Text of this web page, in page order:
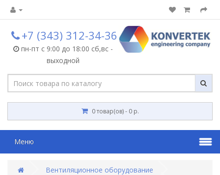
+7 (343) 312-34-36
пн-пт с 9:00 до 18:00 сб,вс -
выходной
0 товар(ов) - 0 р.
Меню
Вентиляционное оборудование